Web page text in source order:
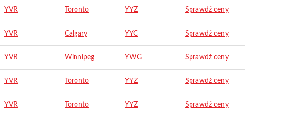
YVR Toronto YYZ Sprawdź ceny
YVR Calgary YYC Sprawdź ceny
YVR Winnipeg YWG Sprawdź ceny
YVR Toronto YYZ Sprawdź ceny
YVR Toronto YYZ Sprawdź ceny